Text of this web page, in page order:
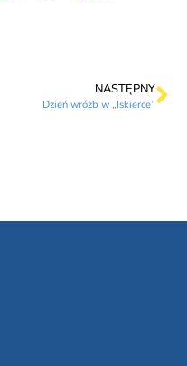
NASTĘPNY
Dzień wróżb w „Iskierce”